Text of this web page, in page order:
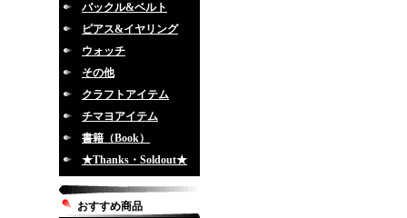
バックル&ベルト
ピアス&イヤリング
ウォッチ
その他
クラフトアイテム
チマヨアイテム
書籍（Book）
★Thanks・Soldout★
おすすめ商品